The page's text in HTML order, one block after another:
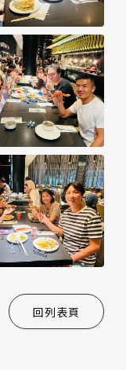
回列表頁